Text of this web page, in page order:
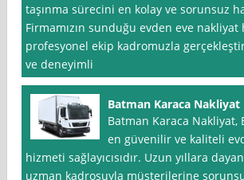
taşınma sürecini en kolay ve sorunsuz
Firmamızın sunduğu evden eve nakliyat
profesyonel ekip kadromuzla
ve deneyimli
Batman Karaca Nakliyat
Batman Karaca Nakliyat,
en güvenilir ve kaliteli
hizmeti sağlayıcısıdır. Uzun yıllara
uzman kadrosuyla müşterilerine